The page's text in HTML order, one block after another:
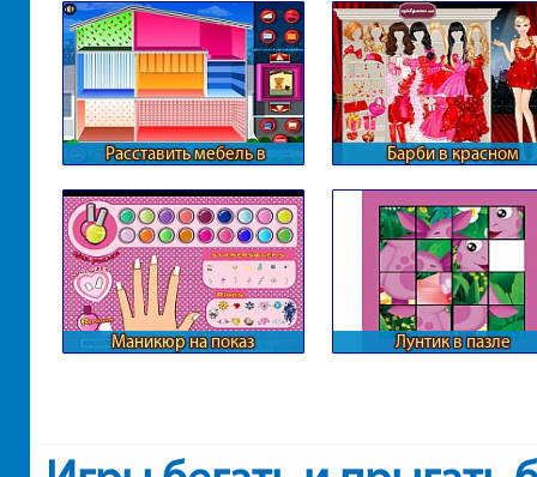
Расставить мебель в
Барби в красном
Маникюр на показ Лунтик в пазле